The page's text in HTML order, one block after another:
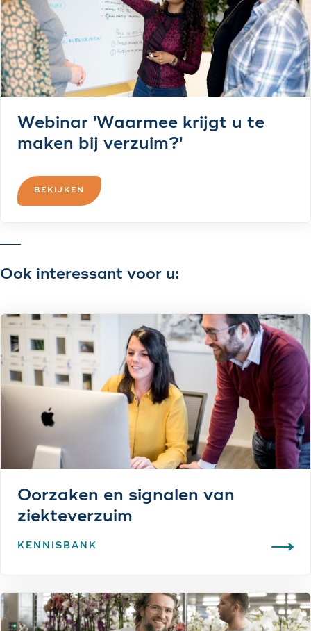
Webinar 'Waarmee krijgt u te
maken bij verzuim?'
BEKIJKEN
Ook interessant voor u:
Oorzaken en signalen van
ziekteverzuim
KENNISBANK